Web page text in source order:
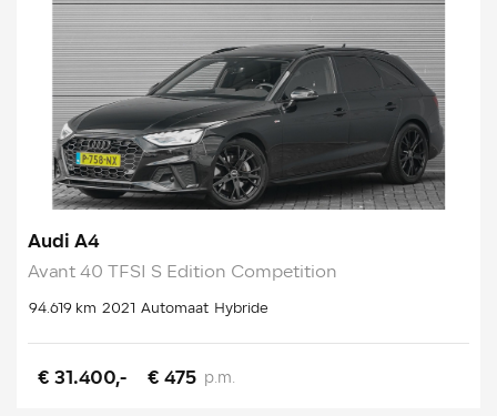
Audi A4
Avant 40 TFSI S Edition Competition
94.619 km 2021 Automaat Hybride
€ 31.400,- € 475 p.m.